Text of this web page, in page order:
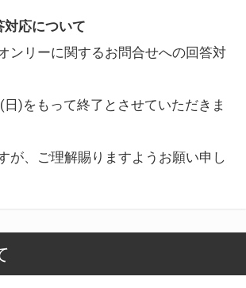
対応について
ンリーに関するお問合せへの回答対
日)をもって終了とさせていただきま
が、ご理解賜りますようお願い申し